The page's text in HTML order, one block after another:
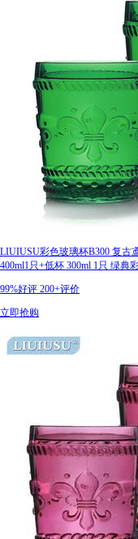
LIUIUSU彩色玻璃杯B300 复古
400ml1只+低杯 300ml 1只 绿典
99%好评 200+评价
立即抢购